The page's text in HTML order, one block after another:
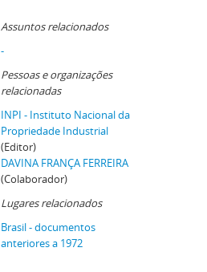
Assuntos relacionados
-
Pessoas e organizações
relacionadas
INPI - Instituto Nacional da
Propriedade Industrial
(Editor)
DAVINA FRANÇA FERREIRA
(Colaborador)
Lugares relacionados
Brasil - documentos
anteriores a 1972